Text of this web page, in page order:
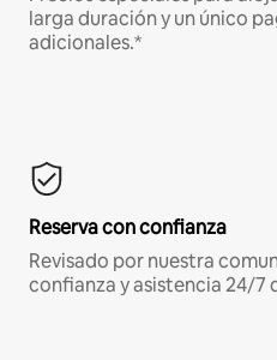
larga duración y un único
adicionales.*
Reserva con confianza
Revisado por nuestra
confianza y asistencia 24/7